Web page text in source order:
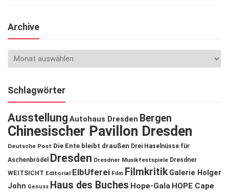
Archive
Schlagwörter
Ausstellung Autohaus Dresden Bergen
Chinesischer Pavillon Dresden
Deutsche Post Die Ente bleibt draußen Drei Haselnüsse für
Aschenbrödel
Dresden Dresdner Musikfestspiele Dresdner
WEITSICHT Editorial ElbUferei Film Filmkritik Galerie Holger
John Genuss Haus des Buches Hope-Gala HOPE Cape